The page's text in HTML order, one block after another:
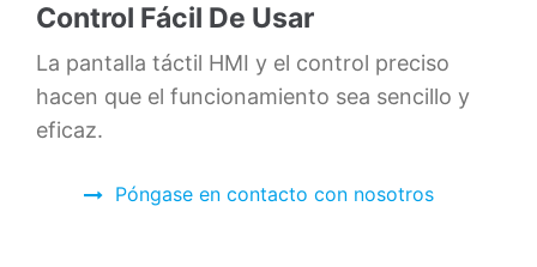
Control Fácil De Usar
La pantalla táctil HMI y el control preciso
hacen que el funcionamiento sea sencillo y
eficaz.
Póngase en contacto con nosotros